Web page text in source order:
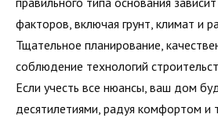
факторов, включая грунт, климат и
Тщательное планирование,
соблюдение технологий
Если учесть все нюансы, ваш дом
десятилетиями, радуя комфортом и